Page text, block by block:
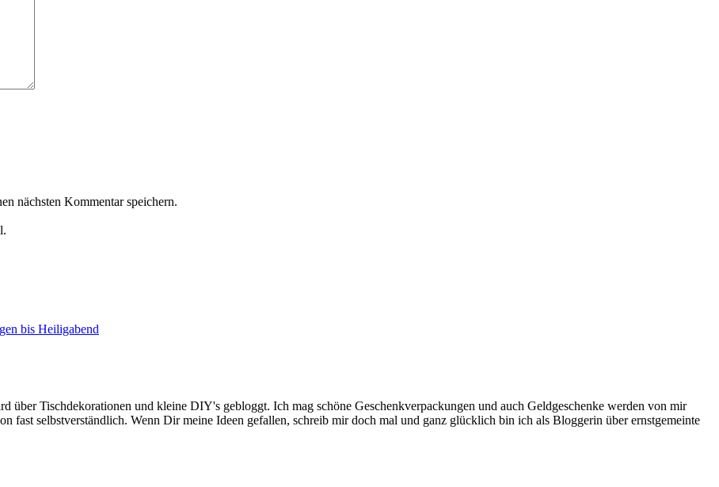
nächsten Kommentar speichern.
bis Heiligabend
Tischdekorationen und kleine DIY's gebloggt. Ich mag schöne Geschenkverpackungen und auch Geldgeschenke werden von mir
fast selbstverständlich. Wenn Dir meine Ideen gefallen, schreib mir doch mal und ganz glücklich bin ich als Bloggerin über ernstgemeinte